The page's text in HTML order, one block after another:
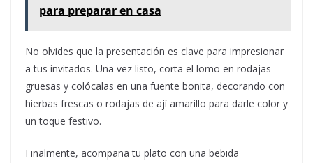
para preparar en casa
No olvides que la presentación es clave para impresionar
a tus invitados. Una vez listo, corta el lomo en rodajas
gruesas y colócalas en una fuente bonita, decorando con
hierbas frescas o rodajas de ají amarillo para darle color y
un toque festivo.
Finalmente, acompaña tu plato con una bebida